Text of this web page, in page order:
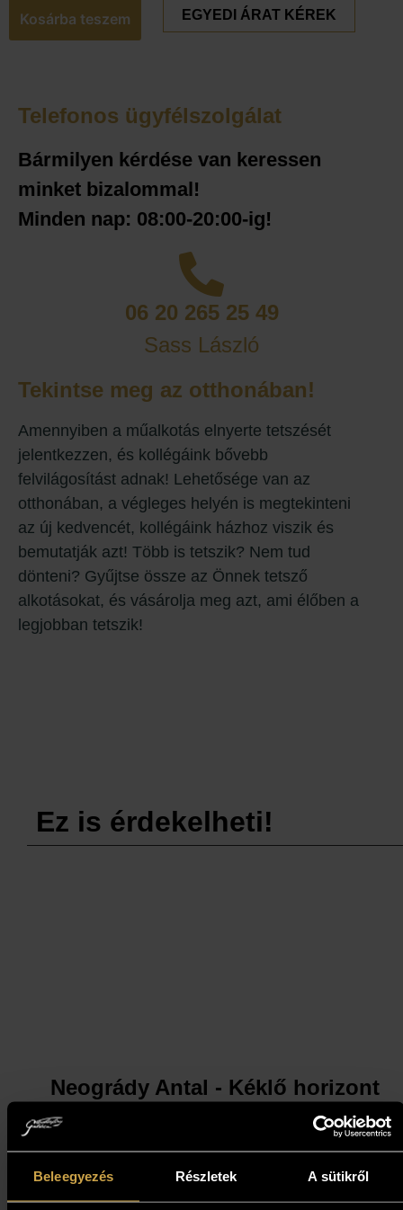
Beleegyezés Részletek A sütikről
Kosárba teszem EGYEDI ÁRAT KÉREK
Telefonos ügyfélszolgálat
Bármilyen kérdése van keressen
minket bizalommal!
Minden nap: 08:00-20:00-ig!
06 20 265 25 49
Sass László
Tekintse meg az otthonában!
Amennyiben a műalkotás elnyerte tetszését
jelentkezzen, és kollégáink bővebb
felvilágosítást adnak! Lehetősége van az
otthonában, a végleges helyén is megtekinteni
az új kedvencét, kollégáink házhoz viszik és
bemutatják azt! Több is tetszik? Nem tud
dönteni? Gyűjtse össze az Önnek tetsző
alkotásokat, és vásárolja meg azt, ami élőben a
legjobban tetszik!
Ez is érdekelheti!
Neogrády Antal - Kéklő horizont
371 000Ft